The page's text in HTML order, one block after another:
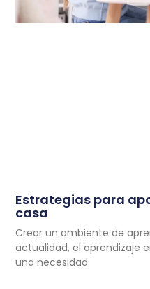
Estrategias para
casa
Crear un ambiente de
actualidad, el aprendizaje
una necesidad